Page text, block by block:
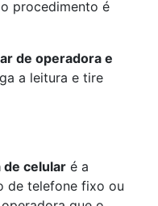
procedimento é
de operadora e
a leitura e tire
de celular é a
de telefone fixo ou